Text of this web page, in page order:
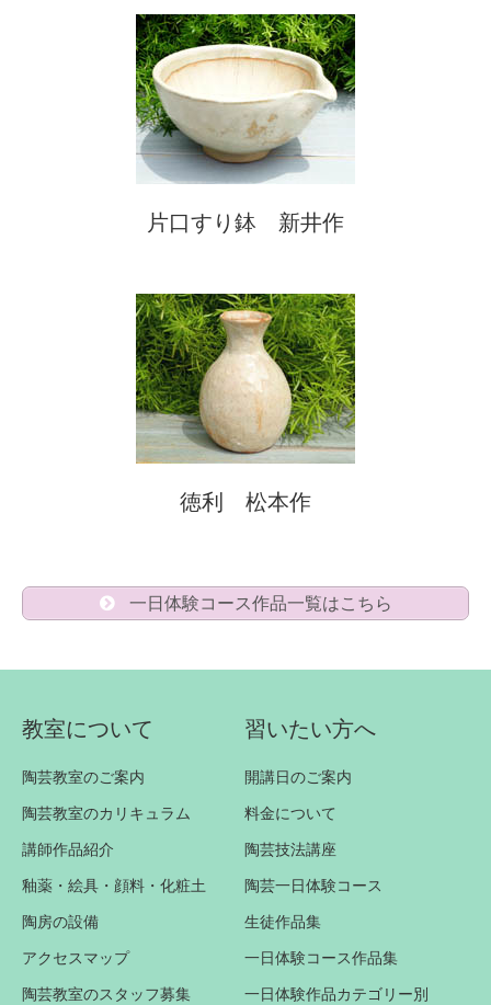
片口すり鉢 新井作
徳利 松本作
一日体験コース作品一覧はこちら
教室について
陶芸教室のご案内
陶芸教室のカリキュラム
講師作品紹介
釉薬・絵具・顔料・化粧土
陶房の設備
アクセスマップ
陶芸教室のスタッフ募集
習いたい方へ
開講日のご案内
料金について
陶芸技法講座
陶芸一日体験コース
生徒作品集
一日体験コース作品集
一日体験作品カテゴリー別